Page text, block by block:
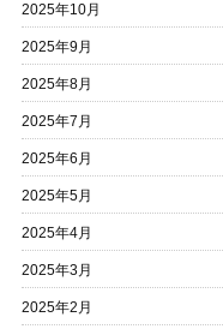
2025年10月
2025年9月
2025年8月
2025年7月
2025年6月
2025年5月
2025年4月
2025年3月
2025年2月